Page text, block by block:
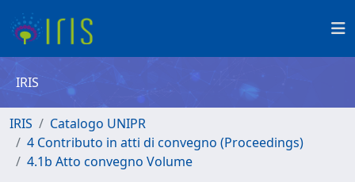
IRIS
IRIS
Catalogo UNIPR
4 Contributo in atti di convegno (Proceedings)
4.1b Atto convegno Volume